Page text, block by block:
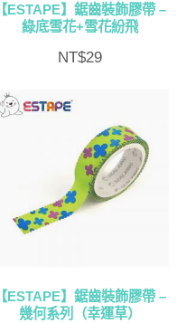
【ESTAPE】鋸齒裝飾膠帶 –
綠底雪花+雪花紛飛
NT$29
【ESTAPE】鋸齒裝飾膠帶 –
幾何系列（幸運草）